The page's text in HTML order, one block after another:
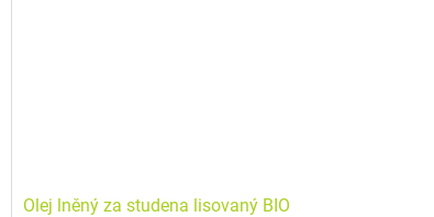
Olej lněný za studena lisovaný BIO